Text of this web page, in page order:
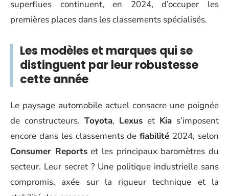
superflues continuent, en 2024, d’occuper les
premières places dans les classements spécialisés.
Les modèles et marques qui se
distinguent par leur robustesse
cette année
Le paysage automobile actuel consacre une poignée
de constructeurs. Toyota, Lexus et Kia s’imposent
encore dans les classements defiabilité 2024, selon
Consumer Reportset les principaux baromètres du
secteur. Leur secret ? Une politique industrielle sans
compromis, axée sur la rigueur technique et la